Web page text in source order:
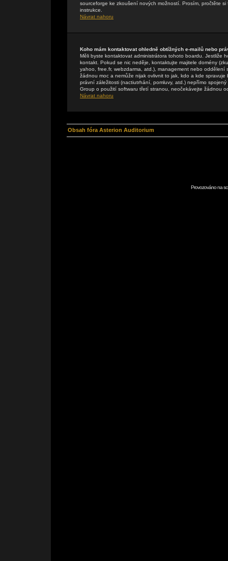
sourceforge ke zkoušení nových možností. Prosím, pročtěte
instrukce.
Návrat nahoru
Koho mám kontaktovat ohledně obtížných e-mailů nebo
Měli byste kontaktovat administrátora tohoto boardu. Jestliže
kontakt. Pokud se nic neděje, kontaktujte majitele domény
yahoo, free.fr, webzdarma, atd.), management nebo
žádnou moc a nemůže nijak ovlivnit to jak, kdo a kde
právní záležitosti (nactiutrhání, pomluvy, atd.) nepřímo
Group o použití softwaru třetí stranou, neočekávejte žádnou
Návrat nahoru
Obsah fóra Asterion Auditorium
Provozováno na